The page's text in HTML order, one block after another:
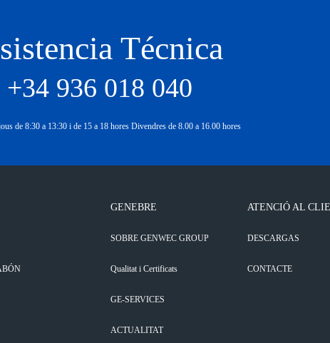
Técnica
+34 936 018 040
de 8:30 a 13:30 i de 15 a 18 hores Divendres de 8.00 a 16.00 hores
GENEBRE
SOBRE GENWEC GROUP
Qualitat i Certificats
GE-SERVICES
ACTUALITAT
ATENCIÓ AL
DESCARGAS
CONTACTE